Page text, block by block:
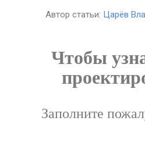
Автор статьи: Царёв
Чтобы
Заполните